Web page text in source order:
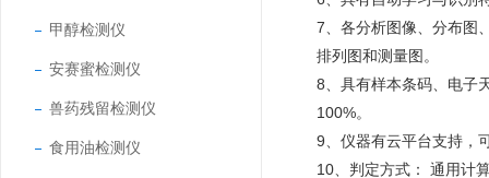
甲醇检测仪
安赛蜜检测仪
兽药残留检测仪
食用油检测仪
7、各分析图像、分布图
排列图和测量图。
8、具有样本条码、电子
100%。
9、仪器有云平台支持，
10、判定方式： 通用计